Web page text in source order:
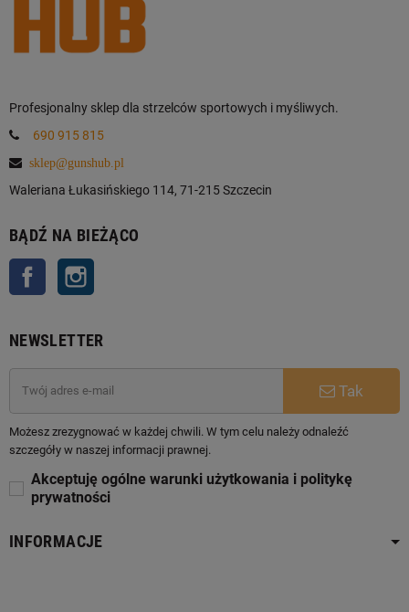
Profesjonalny sklep dla strzelców sportowych i myśliwych.
690 915 815
sklep@gunshub.pl
Waleriana Łukasińskiego 114, 71-215 Szczecin
BĄDŹ NA BIEŻĄCO
Facebook
NEWSLETTER
Tak
Możesz zrezygnować w każdej chwili. W tym celu należy odnaleźć
szczegóły w naszej informacji prawnej.
Akceptuję ogólne warunki użytkowania i politykę
prywatności
INFORMACJE